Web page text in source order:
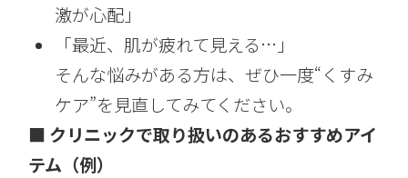
激が心配」
「最近、肌が疲れて見える…」
そんな悩みがある方は、ぜひ一度“くすみ
ケア”を見直してみてください。
■ クリニックで取り扱いのあるおすすめアイ
テム（例）